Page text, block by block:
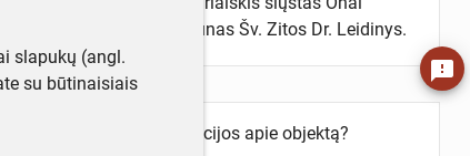
Ciparatei. 3598 99, Kaunas Šv. Zitos Dr. Leidinys.
Turite daugiau informacijos apie objektą?
feedback
slapukų (angl.
su būtinaisiais